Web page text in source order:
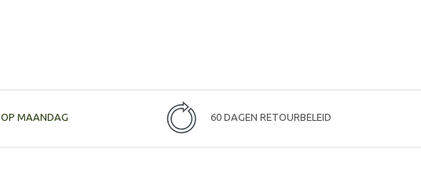
OP MAANDAG 60 DAGEN RETOURBELEID